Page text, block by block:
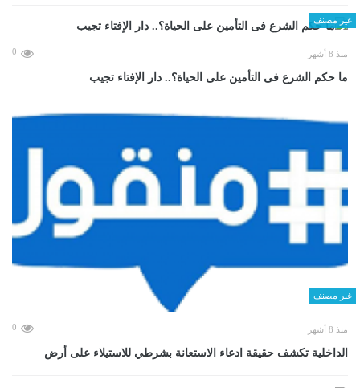
غير مصنف
منذ 8 أشهر 0
ما حكم الشرع فى التأمين على الحياة؟.. دار الإفتاء تجيب
غير مصنف
منذ 8 أشهر 0
الداخلية تكشف حقيقة ادعاء الاستعانة بشرطي للاستيلاء على أرض